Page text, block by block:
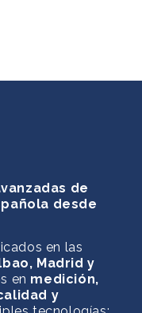
de
desde
en las
Madrid y
en medición,
y